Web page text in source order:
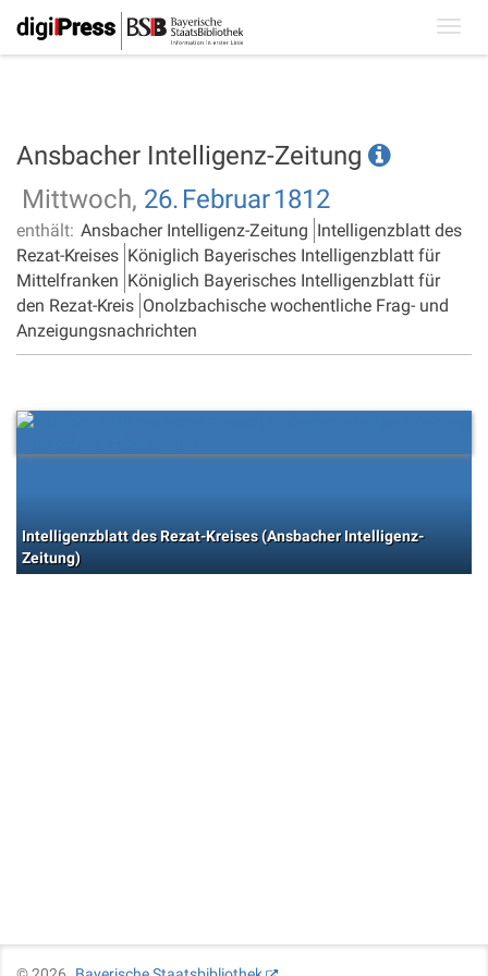
Ansbacher Intelligenz-Zeitung
Mittwoch, 26. Februar1812
enthält: Ansbacher Intelligenz-Zeitung Intelligenzblatt des
Rezat-Kreises Königlich Bayerisches Intelligenzblatt für
Mittelfranken Königlich Bayerisches Intelligenzblatt für
den Rezat-Kreis Onolzbachische wochentliche Frag- und
Anzeigungsnachrichten
Intelligenzblatt des Rezat-Kreises (Ansbacher Intelligenz-
Zeitung)